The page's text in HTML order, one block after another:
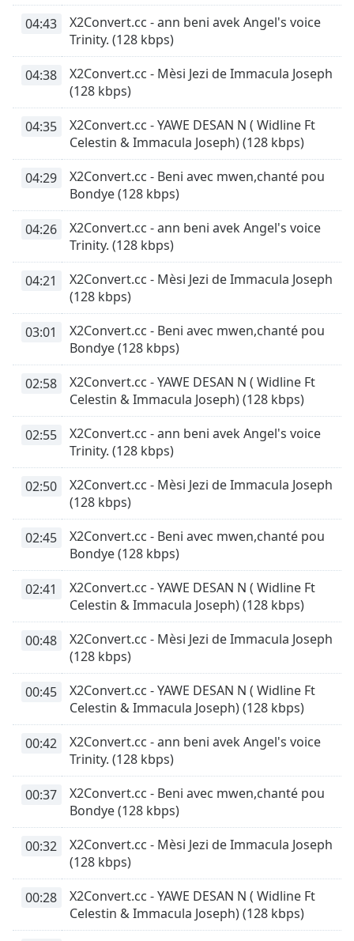
Chapters
Descriptions
descriptions
off,
selected
subtitles
settings,
opens
subtitles
settings
dialog
subtitles
off,
selected
Audio
Track
Picture
This
modal
window.
Beginning
window.
Escape
window.
Color
Opacity
Background
Color
04:43
X2Convert.cc - ann beni avek Angel's voice
Trinity. (128 kbps)
04:38
X2Convert.cc - Mèsi Jezi de Immacula Joseph
(128 kbps)
04:35
X2Convert.cc - YAWE DESAN N ( Widline Ft
Celestin & Immacula Joseph) (128 kbps)
04:29
X2Convert.cc - Beni avec mwen,chanté pou
Bondye (128 kbps)
04:26
X2Convert.cc - ann beni avek Angel's voice
Trinity. (128 kbps)
04:21
X2Convert.cc - Mèsi Jezi de Immacula Joseph
(128 kbps)
03:01
X2Convert.cc - Beni avec mwen,chanté pou
Bondye (128 kbps)
02:58
X2Convert.cc - YAWE DESAN N ( Widline Ft
Celestin & Immacula Joseph) (128 kbps)
02:55
X2Convert.cc - ann beni avek Angel's voice
Trinity. (128 kbps)
02:50
X2Convert.cc - Mèsi Jezi de Immacula Joseph
(128 kbps)
02:45
X2Convert.cc - Beni avec mwen,chanté pou
Bondye (128 kbps)
02:41
X2Convert.cc - YAWE DESAN N ( Widline Ft
Celestin & Immacula Joseph) (128 kbps)
00:48
X2Convert.cc - Mèsi Jezi de Immacula Joseph
(128 kbps)
00:45
X2Convert.cc - YAWE DESAN N ( Widline Ft
Celestin & Immacula Joseph) (128 kbps)
00:42
X2Convert.cc - ann beni avek Angel's voice
Trinity. (128 kbps)
00:37
X2Convert.cc - Beni avec mwen,chanté pou
Bondye (128 kbps)
00:32
X2Convert.cc - Mèsi Jezi de Immacula Joseph
(128 kbps)
00:28
X2Convert.cc - YAWE DESAN N ( Widline Ft
Celestin & Immacula Joseph) (128 kbps)